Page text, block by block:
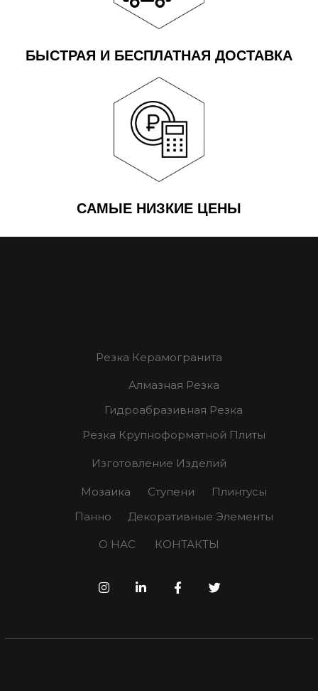
БЫСТРАЯ И БЕСПЛАТНАЯ ДОСТАВКА
САМЫЕ НИЗКИЕ ЦЕНЫ
Резка Керамогранита
Алмазная Резка
Гидроабразивная Резка
Резка Крупноформатной Плиты
Изготовление Изделий
Мозаика Ступени
Плинтусы
Панно
Декоративные Элементы
О НАС КОНТАКТЫ